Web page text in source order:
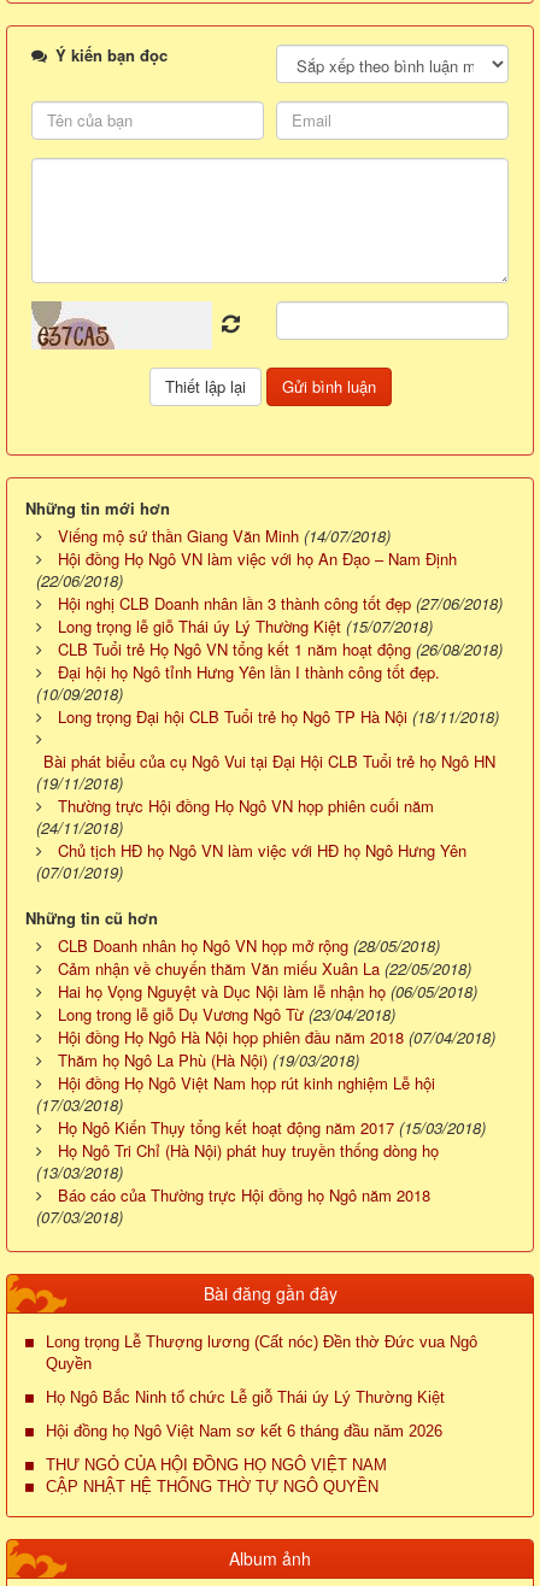
Ý kiến bạn đọc
Những tin mới hơn
Viếng mộ sứ thần Giang Văn Minh (14/07/2018)
Hội đồng Họ Ngô VN làm việc với họ An Đạo – Nam Định
(22/06/2018)
Hội nghị CLB Doanh nhân lần 3 thành công tốt đẹp (27/06/2018)
Long trọng lễ giỗ Thái úy Lý Thường Kiệt (15/07/2018)
CLB Tuổi trẻ Họ Ngô VN tổng kết 1 năm hoạt động (26/08/2018)
Đại hội họ Ngô tỉnh Hưng Yên lần I thành công tốt đẹp.
(10/09/2018)
Long trọng Đại hội CLB Tuổi trẻ họ Ngô TP Hà Nội (18/11/2018)
Bài phát biểu của cụ Ngô Vui tại Đại Hội CLB Tuổi trẻ họ Ngô HN
(19/11/2018)
Thường trực Hội đồng Họ Ngô VN họp phiên cuối năm
(24/11/2018)
Chủ tịch HĐ họ Ngô VN làm việc với HĐ họ Ngô Hưng Yên
(07/01/2019)
Những tin cũ hơn
CLB Doanh nhân họ Ngô VN họp mở rộng (28/05/2018)
Cảm nhận về chuyến thăm Văn miếu Xuân La (22/05/2018)
Hai họ Vọng Nguyệt và Dục Nội làm lễ nhận họ (06/05/2018)
Long trong lễ giỗ Dụ Vương Ngô Từ (23/04/2018)
Hội đồng Họ Ngô Hà Nội họp phiên đầu năm 2018 (07/04/2018)
Thăm họ Ngô La Phù (Hà Nội) (19/03/2018)
Hội đồng Họ Ngô Việt Nam họp rút kinh nghiệm Lễ hội
(17/03/2018)
Họ Ngô Kiến Thụy tổng kết hoạt động năm 2017 (15/03/2018)
Họ Ngô Tri Chỉ (Hà Nội) phát huy truyền thống dòng họ
(13/03/2018)
Báo cáo của Thường trực Hội đồng họ Ngô năm 2018
(07/03/2018)
Bài đăng gần đây
Long trọng Lễ Thượng lương (Cất nóc) Đền thờ Đức vua Ngô
Quyền
Họ Ngô Bắc Ninh tổ chức Lễ giỗ Thái úy Lý Thường Kiệt
Hội đồng họ Ngô Việt Nam sơ kết 6 tháng đầu năm 2026
THƯ NGỎ CỦA HỘI ĐỒNG HỌ NGÔ VIỆT NAM
CẬP NHẬT HỆ THỐNG THỜ TỰ NGÔ QUYỀN
Album ảnh